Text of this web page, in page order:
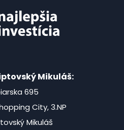
Mikuláš:
695
City, 3.NP
Mikuláš